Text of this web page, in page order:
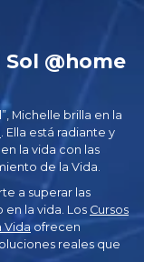
@home
Michelle brilla en la
. Ella está radiante y
la vida con las
de la Vida.
a superar las
la vida. Los Cursos
Vida ofrecen
reales que